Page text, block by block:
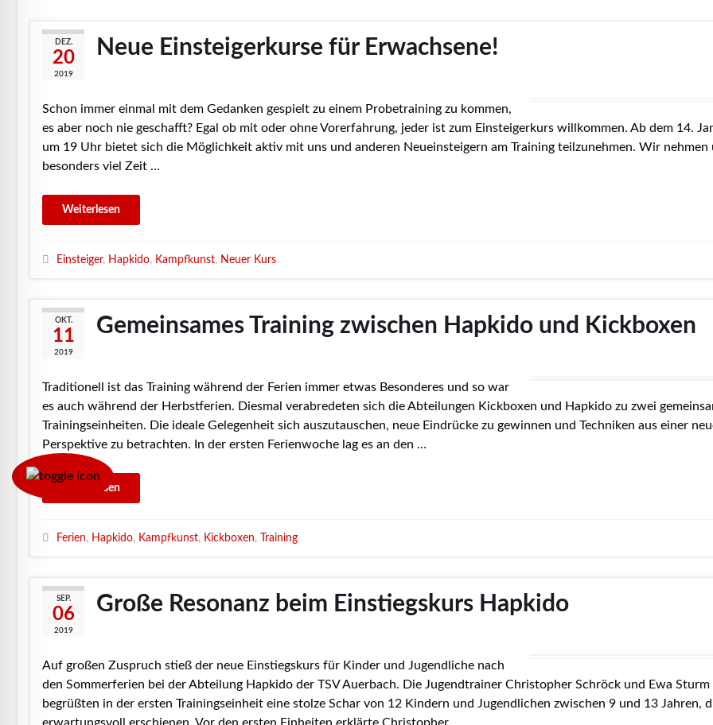
DEZ.
20
2019
Neue Einsteigerkurse für Erwachsene!
Schon immer einmal mit dem Gedanken gespielt zu einem Probetraining zu kommen,
es aber noch nie geschafft? Egal ob mit oder ohne Vorerfahrung, jeder ist zum Einsteigerkurs willkommen. Ab dem 14.
um 19 Uhr bietet sich die Möglichkeit aktiv mit uns und anderen Neueinsteigern am Training teilzunehmen. Wir nehmen
besonders viel Zeit …
Einsteiger, Hapkido, Kampfkunst, Neuer Kurs
OKT.
11
2019
Gemeinsames Training zwischen Hapkido und Kickboxen
Traditionell ist das Training während der Ferien immer etwas Besonderes und so war
es auch während der Herbstferien. Diesmal verabredeten sich die Abteilungen Kickboxen und Hapkido zu zwei
Trainingseinheiten. Die ideale Gelegenheit sich auszutauschen, neue Eindrücke zu gewinnen und Techniken aus einer
Perspektive zu betrachten. In der ersten Ferienwoche lag es an den …
Ferien, Hapkido, Kampfkunst, Kickboxen, Training
SEP.
06
2019
Große Resonanz beim Einstiegskurs Hapkido
Auf großen Zuspruch stieß der neue Einstiegskurs für Kinder und Jugendliche nach
den Sommerferien bei der Abteilung Hapkido der TSV Auerbach. Die Jugendtrainer Christopher Schröck und Ewa Sturm
begrüßten in der ersten Trainingseinheit eine stolze Schar von 12 Kindern und Jugendlichen zwischen 9 und 13 Jahren,